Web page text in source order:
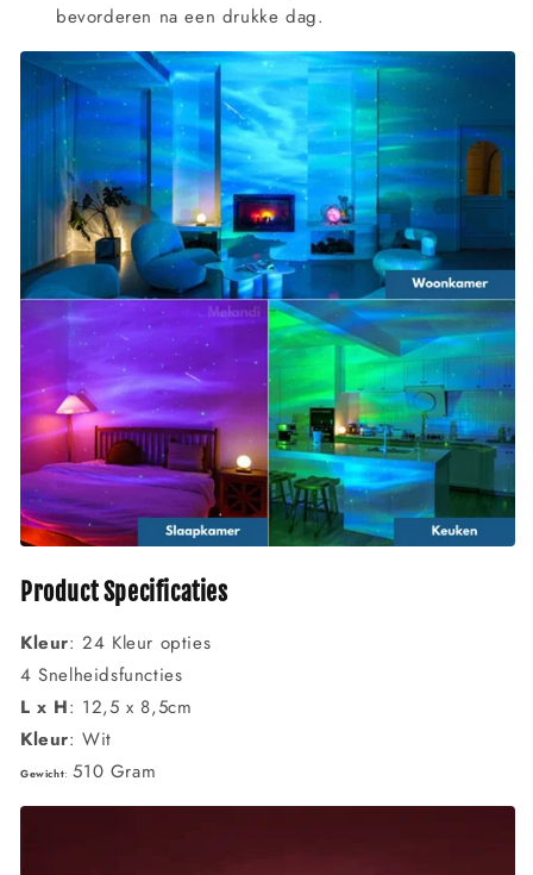
bevorderen na een drukke dag.
Product Specificaties
Kleur: 24 Kleur opties
4 Snelheidsfuncties
L x H: 12,5 x 8,5cm
Kleur: Wit
Gewicht:510 Gram